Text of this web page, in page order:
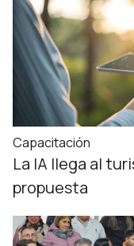
Capacitación
La IA llega al
propuesta